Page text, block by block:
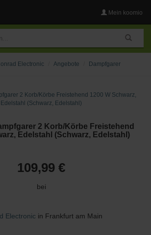
Mein koomio
Electronic Angebote Dampfgarer
2 Korb/Körbe Freistehend
Edelstahl (Schwarz, Edelstahl)
109,99 €
bei
Electronic in Frankfurt am Main